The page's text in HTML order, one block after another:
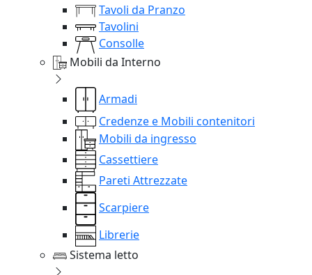
Tavoli da Pranzo
Tavolini
Consolle
Mobili da Interno
Armadi
Credenze e Mobili contenitori
Mobili da ingresso
Cassettiere
Pareti Attrezzate
Scarpiere
Librerie
Sistema letto